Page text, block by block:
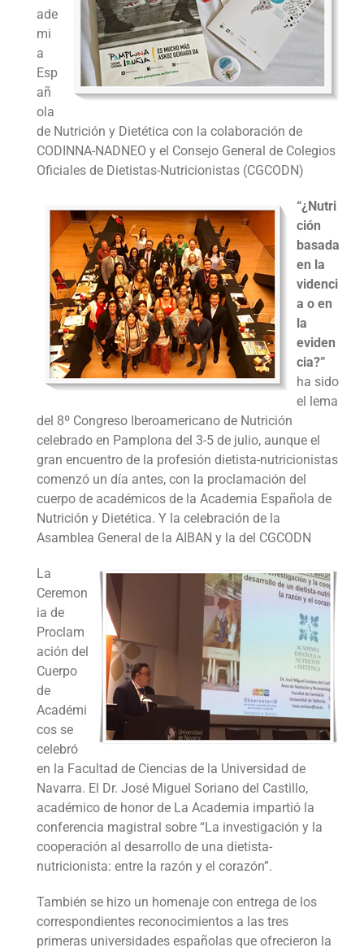
ade
mi
a
Esp
añ
ola
de Nutrición y Dietética con la colaboración de
CODINNA-NADNEO y el Consejo General de Colegios
Oficiales de Dietistas-Nutricionistas (CGCODN)
“¿Nutri
ción
basada
en la
videnci
a o en
la
eviden
cia?”
ha sido
el lema
del 8º Congreso Iberoamericano de Nutrición
celebrado en Pamplona del 3-5 de julio, aunque el
gran encuentro de la profesión dietista-nutricionistas
comenzó un día antes, con la proclamación del
cuerpo de académicos de la Academia Española de
Nutrición y Dietética. Y la celebración de la
Asamblea General de la AIBAN y la del CGCODN
La
Ceremon
ia de
Proclam
ación del
Cuerpo
de
Académi
cos se
celebró
en la Facultad de Ciencias de la Universidad de
Navarra. El Dr. José Miguel Soriano del Castillo,
académico de honor de La Academia impartió la
conferencia magistral sobre “La investigación y la
cooperación al desarrollo de una dietista-
nutricionista: entre la razón y el corazón”.
También se hizo un homenaje con entrega de los
correspondientes reconocimientos a las tres
primeras universidades españolas que ofrecieron la